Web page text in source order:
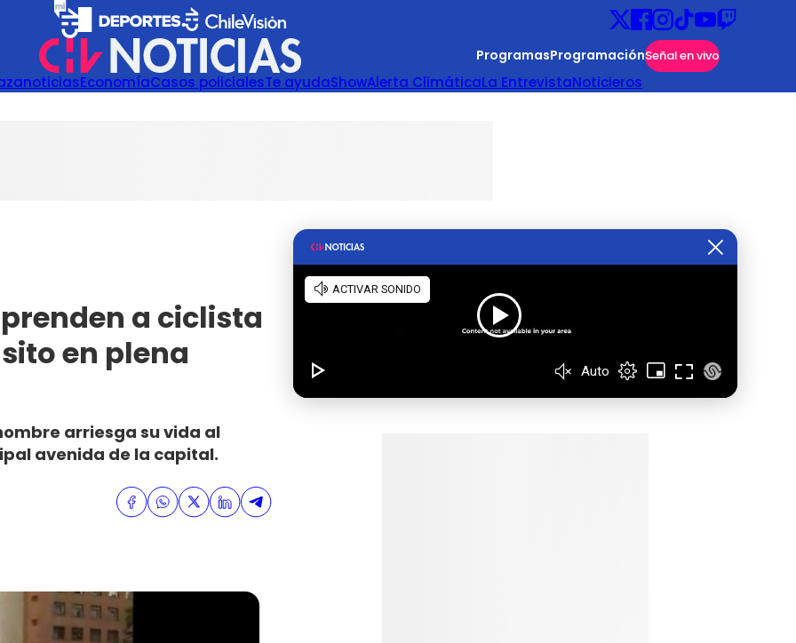
ProgramasProgramaciónSeñal en vivo
EconomíaCasos policialesTe ayudaShowAlerta ClimáticaLa EntrevistaNoticieros
a ciclista
en plena
arriesga su vida al
avenida de la capital.